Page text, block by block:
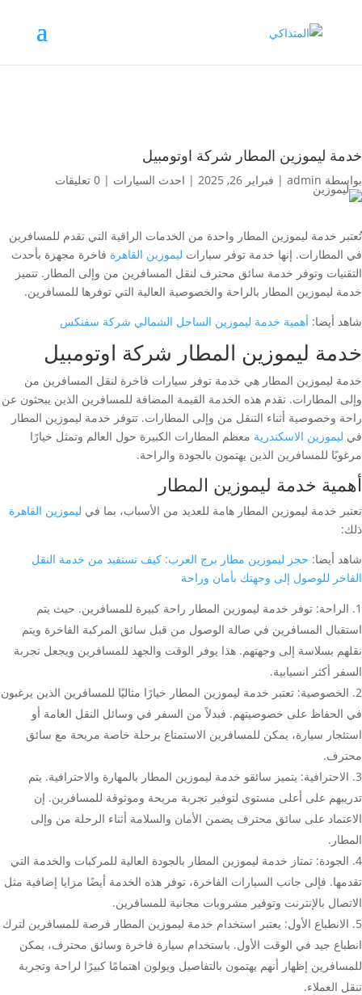
خدمة ليموزين المطار شركة اوتومبيل
بواسطة admin
| فبراير 26, 2025 | احدث السيارات | 0 تعليقات
تُعتبر خدمة ليموزين المطار واحدة من الخدمات الراقية التي تقدم للمسافرين
في المطارات. إنها خدمة توفر سيارات ليموزين القاهرة فاخرة مجهزة بأحدث
التقنيات وتوفر خدمة سائق محترف لنقل المسافرين من وإلى المطار. تتميز
خدمة ليموزين المطار بالراحة والخصوصية العالية التي توفرها للمسافرين.
شاهد أيضا: أهمية خدمة ليموزين الساحل الشمالي شركة سفنكس
خدمة ليموزين المطار شركة اوتومبيل
خدمة ليموزين المطار هي خدمة توفر سيارات فاخرة لنقل المسافرين من
وإلى المطارات. تقدم هذه الخدمة القيمة المضافة للمسافرين الذين يبحثون عن
راحة وخصوصية أثناء التنقل من وإلى المطارات. تتوفر خدمة ليموزين المطار
في ليموزين الاسكندرية معظم المطارات الكبيرة حول العالم وتمثل خيارًا
مرغوبًا للمسافرين الذين يهتمون بالجودة والراحة.
أهمية خدمة ليموزين المطار
تعتبر خدمة ليموزين المطار هامة للعديد من الأسباب، بما في ليموزين القاهرة
ذلك:
شاهد أيضا: حجز ليموزين مطار برج العرب: كيف تستفيد من خدمة النقل
الفاخر للوصول إلى وجهتك بأمان وراحة
الراحة: توفر خدمة ليموزين المطار راحة كبيرة للمسافرين. حيث يتم
استقبال المسافرين في صالة الوصول من قبل سائق المركبة الفاخرة ويتم
نقلهم بسلاسة إلى وجهتهم. هذا يوفر الوقت والجهد للمسافرين ويجعل تجربة
السفر أكثر انسيابية.
الخصوصية: تعتبر خدمة ليموزين المطار خيارًا مثاليًا للمسافرين الذين يرغبون
في الحفاظ على خصوصيتهم. فبدلاً من السفر في وسائل النقل العامة أو
استئجار سيارة، يمكن للمسافرين الاستمتاع برحلة خاصة مريحة مع سائق
محترف.
الاحترافية: يتميز سائقو خدمة ليموزين المطار بالمهارة والاحترافية. يتم
تدريبهم على أعلى مستوى لتوفير تجربة مريحة وموثوقة للمسافرين. إن
الاعتماد على سائق محترف يضمن الأمان والسلامة أثناء الرحلة من وإلى
المطار.
الجودة: تمتاز خدمة ليموزين المطار بالجودة العالية للمركبات والخدمة التي
تقدمها. فإلى جانب السيارات الفاخرة، توفر هذه الخدمة أيضًا مزايا إضافية مثل
الاتصال بالإنترنت وتوفير مشروبات مجانية للمسافرين.
الانطباع الأول: يعتبر استخدام خدمة ليموزين المطار فرصة للمسافرين لترك
انطباع جيد في الوقت الأول. باستخدام سيارة فاخرة وسائق محترف، يمكن
للمسافرين إظهار أنهم يهتمون بالتفاصيل ويولون اهتمامًا كبيرًا لراحة وتجربة
تنقل العملاء.